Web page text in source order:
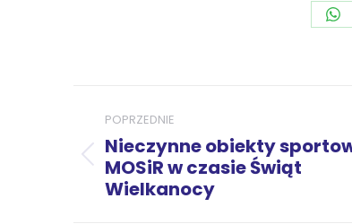
wpisów
POPRZEDNIE
Poprzedni
wpis:
Nieczynne obiekty
MOSiR w czasie Świąt
Wielkanocy